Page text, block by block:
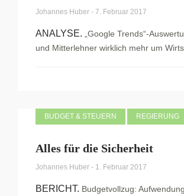
Johannes Huber - 7. Februar 2017
ANALYSE.
„Google Trends“-
und Mitterlehner wirklich mehr um
BUDGET & STEUERN REGIERUNG
Alles für die Sicherheit
Johannes Huber - 1. Februar 2017
BERICHT. Budgetvollzug: